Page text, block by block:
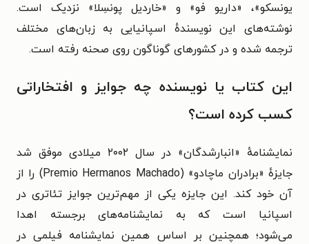
یونسکو»، «داریو فو» و «خاردیل پونسِلا» نزدیک است.
نوشته‌های این نویسندهٔ اسپانیایی به زبان‌های مختلف
ترجمه شده و در کشورهای گوناگون روی صحنه رفته است.
این کتاب یا نویسنده چه جوایز و افتخاراتی
کسب کرده است؟
نمایشنامهٔ «انبارشدگان» در سال ۲۰۰۲ میلادی موفق شد
جایزهٔ «برادران ماچادو» (Premio Hermanos Machado) را از
آن خود کند. این جایزه یکی از مهم‌ترین جوایز تئاتری در
اسپانیا است که به نمایشنامه‌های برجسته اهدا
می‌شود؛همچنین بر اساس همین نمایشنامه فیلمی در